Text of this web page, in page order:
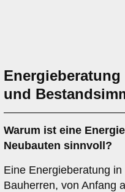
und
Warum ist eine
Neubauten sinnvoll?
Eine Energieberatung
Bauherren, von Anfang